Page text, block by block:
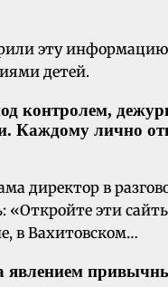
эту
детей.
контролем,
Каждому лично
директор в
«Откройте эти
в Вахитовском…
явлением